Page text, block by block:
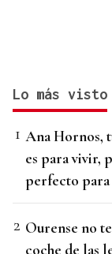
Lo más visto
Ana Hornos,
es para vivir,
perfecto para
Ourense no
coche de las